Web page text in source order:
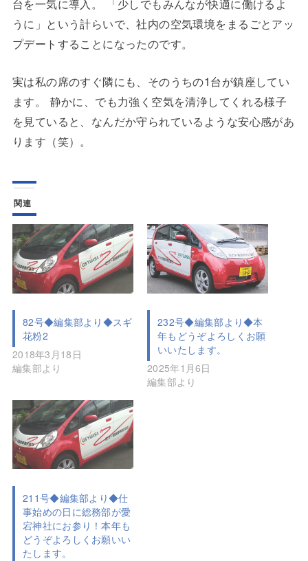
台を一気に導入。 「少しでもみんなが快適に働けるよ
うに」という計らいで、社内の空気環境をまるごとアッ
プデートすることになったのです。
実は私の席のすぐ隣にも、そのうちの1台が鎮座してい
ます。 静かに、でも力強く空気を清浄してくれる様子
を見ていると、なんだか守られているような安心感があ
ります（笑）。
関連
82号◆編集部より◆スギ
花粉2
2018年3月18日
編集部より
232号◆編集部より◆本
年もどうぞよろしくお願
いいたします。
2025年1月6日
編集部より
211号◆編集部より◆仕
事始めの日に総務部が愛
宕神社にお参り！本年も
どうぞよろしくお願いい
たします。